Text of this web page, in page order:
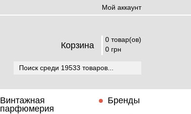
Мой аккаунт
Корзина
0 товар(ов)
0 грн
Винтажная
парфюмерия
Бренды